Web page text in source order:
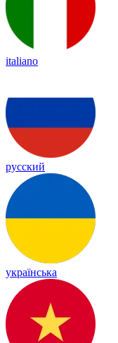
italiano
русский
українська